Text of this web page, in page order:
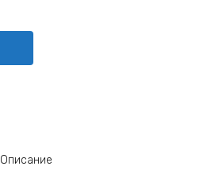
Описание